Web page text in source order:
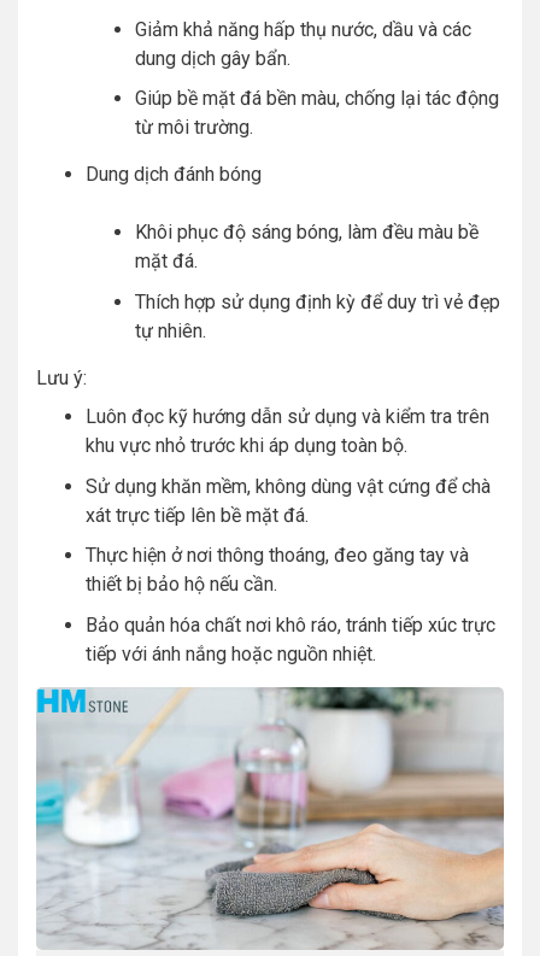
Giảm khả năng hấp thụ nước, dầu và các
dung dịch gây bẩn.
Giúp bề mặt đá bền màu, chống lại tác động
từ môi trường.
Dung dịch đánh bóng
Khôi phục độ sáng bóng, làm đều màu bề
mặt đá.
Thích hợp sử dụng định kỳ để duy trì vẻ đẹp
tự nhiên.
Lưu ý:
Luôn đọc kỹ hướng dẫn sử dụng và kiểm tra trên
khu vực nhỏ trước khi áp dụng toàn bộ.
Sử dụng khăn mềm, không dùng vật cứng để chà
xát trực tiếp lên bề mặt đá.
Thực hiện ở nơi thông thoáng, đeo găng tay và
thiết bị bảo hộ nếu cần.
Bảo quản hóa chất nơi khô ráo, tránh tiếp xúc trực
tiếp với ánh nắng hoặc nguồn nhiệt.